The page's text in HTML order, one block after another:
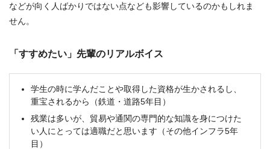
などが向く人ばかりではない点なども影響しているのかもしれま
せん。
「すすめたい」先輩のリアルボイス
学生の時に学んだことや取得した資格が生かされるし、
重宝されるから（鉄道・道路5年目）
残業は多いが、貿易や通関の専門的な知識を身につけた
い人にとっては適職だと思います（その他インフラ5年
目）